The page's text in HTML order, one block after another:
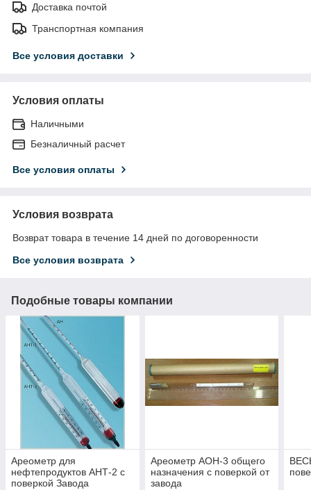
Доставка почтой
Транспортная компания
Все условия доставки
Условия оплаты
Наличными
Безналичный расчет
Все условия оплаты
Условия возврата
Возврат товара в течение 14 дней по договоренности
Все условия возврата
Подобные товары компании
Ареометр для
нефтепродуктов АНТ-2 с
поверкой Завода
Ареометр АОН-3 общего
назначения с поверкой от
завода